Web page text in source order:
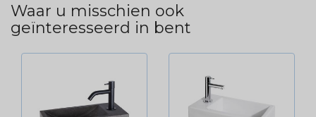
Waar u misschien ook
geïnteresseerd in bent